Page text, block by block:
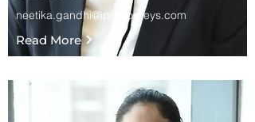
neetika.gandhi@iprattorneys.com
Read More